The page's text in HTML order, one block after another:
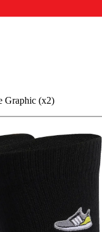
Graphic (x2)